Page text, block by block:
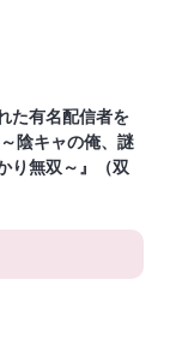
た有名配信者を
陰キャの俺、謎
り無双～』（双